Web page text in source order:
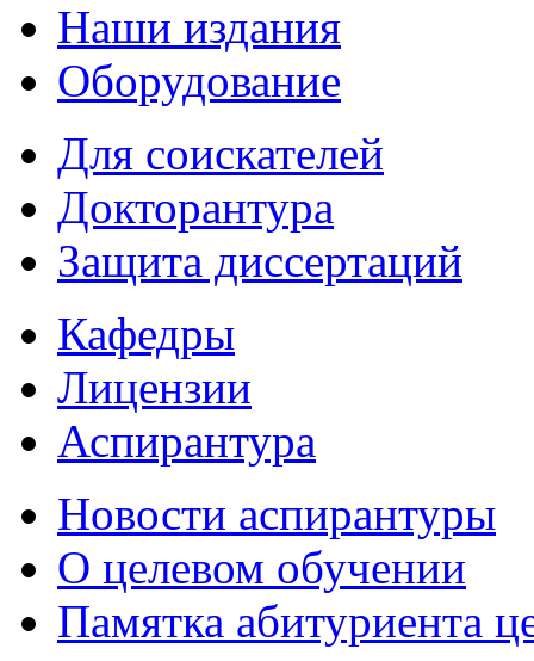
Наши издания
Оборудование
Для соискателей
Докторантура
Защита диссертаций
Кафедры
Лицензии
Аспирантура
Новости аспирантуры
О целевом обучении
Памятка абитуриента